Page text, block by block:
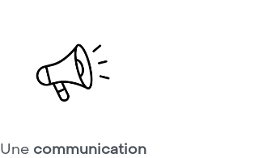
Une communication